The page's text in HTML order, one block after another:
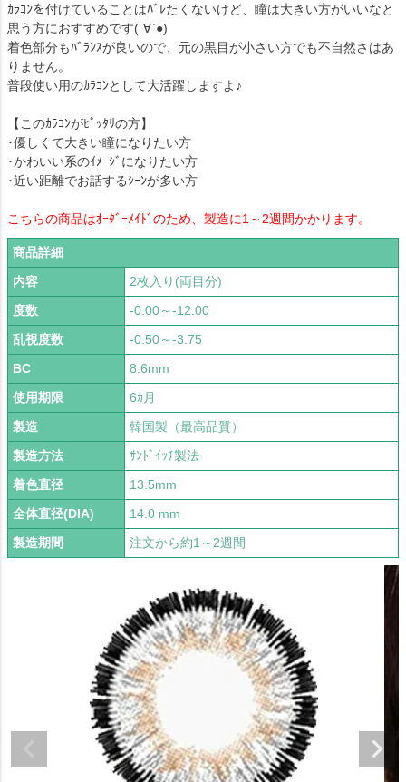
ｶﾗｺﾝを付けていることはﾊﾞﾚたくないけど、瞳は大きい方がいいなと
思う方におすすめです(´∀`●)
着色部分もﾊﾞﾗﾝｽが良いので、元の黒目が小さい方でも不自然さはあ
りません。
普段使い用のｶﾗｺﾝとして大活躍しますよ♪
【このｶﾗｺﾝがﾋﾟｯﾀﾘの方】
･優しくて大きい瞳になりたい方
･かわいい系のｲﾒｰｼﾞになりたい方
･近い距離でお話するｼｰﾝが多い方
こちらの商品はｵｰﾀﾞｰﾒｲﾄﾞのため、製造に1～2週間かかります。
商品詳細
内容
2枚入り(両目分)
度数
-0.00～-12.00
乱視度数
-0.50～-3.75
BC
8.6mm
使用期限
6ｶ月
製造
韓国製（最高品質）
製造方法
ｻﾝﾄﾞｲｯﾁ製法
着色直径
13.5mm
全体直径(DIA)
14.0 mm
製造期間
注文から約1～2週間